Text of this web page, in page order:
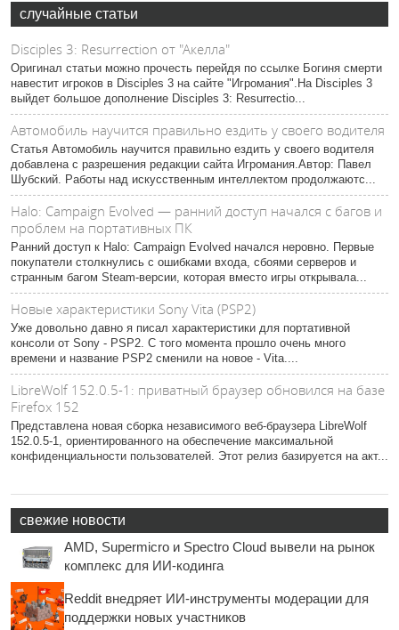
случайные статьи
Disciples 3: Resurrection от "Акелла"
Оригинал статьи можно прочесть перейдя по ссылке Богиня смерти
навестит игроков в Disciples 3 на сайте "Игромания".На Disciples 3
выйдет большое дополнение Disciples 3: Resurrectio...
Автомобиль научится правильно ездить у своего водителя
Статья Автомобиль научится правильно ездить у своего водителя
добавлена с разрешения редакции сайта Игромания.Автор: Павел
Шубский. Работы над искусственным интеллектом продолжаютс...
Halo: Campaign Evolved — ранний доступ начался с багов и
проблем на портативных ПК
Ранний доступ к Halo: Campaign Evolved начался неровно. Первые
покупатели столкнулись с ошибками входа, сбоями серверов и
странным багом Steam-версии, которая вместо игры открывала...
Новые характеристики Sony Vita (PSP2)
Уже довольно давно я писал характеристики для портативной
консоли от Sony - PSP2. С того момента прошло очень много
времени и название PSP2 сменили на новое - Vita....
LibreWolf 152.0.5-1: приватный браузер обновился на базе
Firefox 152
Представлена новая сборка независимого веб-браузера LibreWolf
152.0.5-1, ориентированного на обеспечение максимальной
конфиденциальности пользователей. Этот релиз базируется на акт...
свежие новости
AMD, Supermicro и Spectro Cloud вывели на рынок
комплекс для ИИ-кодинга
Reddit внедряет ИИ-инструменты модерации для
поддержки новых участников